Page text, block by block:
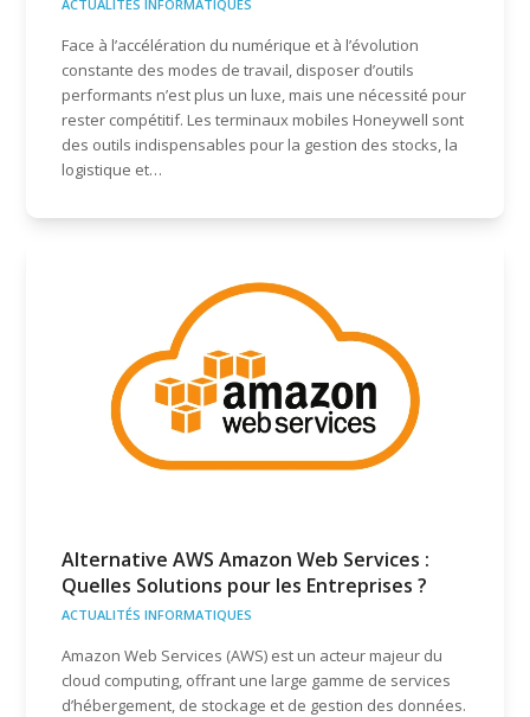
ACTUALITÉS INFORMATIQUES
Face à l’accélération du numérique et à l’évolution
constante des modes de travail, disposer d’outils
performants n’est plus un luxe, mais une nécessité pour
rester compétitif. Les terminaux mobiles Honeywell sont
des outils indispensables pour la gestion des stocks, la
logistique et…
Alternative AWS Amazon Web Services :
Quelles Solutions pour les Entreprises ?
ACTUALITÉS INFORMATIQUES
Amazon Web Services (AWS) est un acteur majeur du
cloud computing, offrant une large gamme de services
d’hébergement, de stockage et de gestion des données.